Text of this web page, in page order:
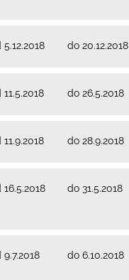
5.12.2018 do 20.12.2018
11.5.2018 do 26.5.2018
11.9.2018 do 28.9.2018
16.5.2018 do 31.5.2018
9.7.2018 do 6.10.2018